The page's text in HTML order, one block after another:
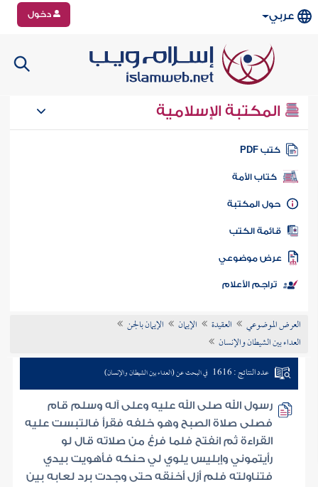
عربي دخول
المكتبة الإسلامية
كتب PDF
كتاب الأمة
المكتبة
الكتب
موضوعي
تراجم الأعلام
العرض الموضوعي العقيدة الإيمان
الإيمان بالجن
العداء بين الشيطان والإنسان
عدد النتائج : 1616 في البحث عن (العداء بين الشيطان والإنسان)
رسول الله صلى الله عليه وعلى آله وسلم قام
فصلى صلاة الصبح وهو خلفه فقرأ فالتبست عليه
القراءة ثم انفتح فلما فرغ من صلاته قال لو
رأيتموني وإبليس يلوي لي حنكه فأهويت بيدي
فتناولته فلم أزل أخنقه حتى وجدت برد لعابه بين